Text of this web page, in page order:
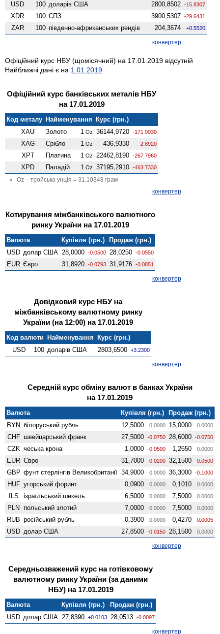
USD 100 доларів США 2800,8502 -15.8307
XDR 100 СПЗ 3900,5307 -29.6431
ZAR 100 південно-африканських рендів 204,3674 +0.5520
конвертер
Офіційний курс НБУ (щомісячний) на 17.01.2019 відсутній
Найближчі дані є на 1.01.2019
Офіційний курс банківських металів НБУ
на 17.01.2019
Код металу Найменування Курс (грн.)
XAU
Золото 1 Oz 36144,9720 -171.9030
XAG Срібло 1 Oz 436,9330 -2.8920
XPT Платина 1 Oz 22462,8190 -267.7960
XPD Паладій 1 Oz 37195,2910 -463.7330
Oz – тройська унція = 31.10348 грам
конвертер
Котирування міжбанківського валютного
ринку України на 17.01.2019
Валюта Купівля (грн.)
Продаж (грн.)
USD долар США 28,0000 -0.0500 28,0250 -0.0550
EUR Євро 31,8920 -0.0793 31,9176 -0.0851
конвертер
Довідковий курс НБУ на
міжбанківському валютному ринку
України (на 12:00) на 17.01.2019
Код валюти Найменування Курс (грн.)
USD
100 доларів США 2803,6500 +3.2300
конвертер
Середній курс обміну валют в банках України
на 17.01.2019
Валюта Купівля (грн.)
Продаж (грн.)
BYN білоруський рубль 12,5000 0.0000 15,0000 0.0000
CHF швейцарський франк 27,5000 -0.0750 28,6000 -0.0750
CZK чеська крона 1,0000 -0.0500 1,2650 0.0000
EUR Євро 31,7000 -0.0200 32,1500 -0.0500
GBP фунт стерлінгів Велико­британії 34,9000 0.0000 36,3000 -0.1000
HUF угорський форинт 0,0900 0.0000 0,1010 0.0000
ILS ізраїльський шекель 6,5000 0.0000 7,5000 0.0000
PLN польський злотий 7,0000 0.0000 7,5000 0.0000
RUB російський рубль 0,3900 0.0000 0,4270 -0.0005
USD долар США 27,8500 -0.0150 28,1500 0.0000
конвертер
Середньозважений курс на готівковому
валютному ринку України (за даними
НБУ) на 17.01.2019
Валюта Купівля (грн.)
Продаж (грн.)
USD долар США 27,8390 +0.0103 28,0513 -0.0097
конвертер